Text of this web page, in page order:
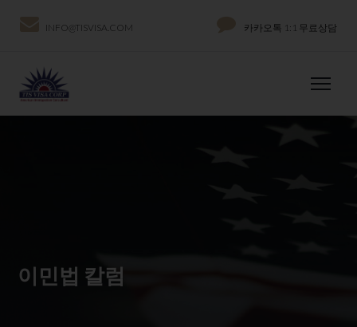
INFO@TISVISA.COM 카카오톡 1:1 무료상담
이민법 칼럼